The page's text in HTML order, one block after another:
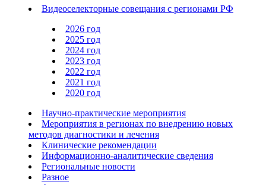
Видеоселекторные совещания с регионами РФ
2026 год
2025 год
2024 год
2023 год
2022 год
2021 год
2020 год
Научно-практические мероприятия
Мероприятия в регионах по внедрению новых
методов диагностики и лечения
Клинические рекомендации
Информационно-аналитические сведения
Региональные новости
Разное